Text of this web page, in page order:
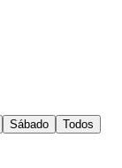
Sábado Todos